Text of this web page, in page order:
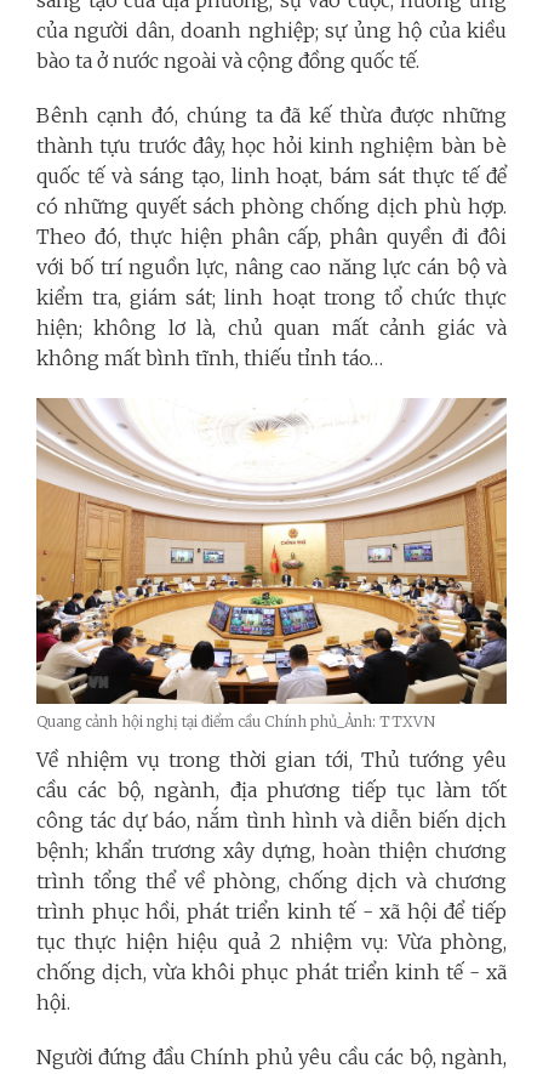
của người dân, doanh nghiệp; sự ủng hộ của kiều
bào ta ở nước ngoài và cộng đồng quốc tế.
Bênh cạnh đó, chúng ta đã kế thừa được những
thành tựu trước đây, học hỏi kinh nghiệm bàn bè
quốc tế và sáng tạo, linh hoạt, bám sát thực tế để
có những quyết sách phòng chống dịch phù hợp.
Theo đó, thực hiện phân cấp, phân quyền đi đôi
với bố trí nguồn lực, nâng cao năng lực cán bộ và
kiểm tra, giám sát; linh hoạt trong tổ chức thực
hiện; không lơ là, chủ quan mất cảnh giác và
không mất bình tĩnh, thiếu tỉnh táo…
Quang cảnh hội nghị tại điểm cầu Chính phủ_Ảnh: TTXVN
Về nhiệm vụ trong thời gian tới, Thủ tướng yêu
cầu các bộ, ngành, địa phương tiếp tục làm tốt
công tác dự báo, nắm tình hình và diễn biến dịch
bệnh; khẩn trương xây dựng, hoàn thiện chương
trình tổng thể về phòng, chống dịch và chương
trình phục hồi, phát triển kinh tế - xã hội để tiếp
tục thực hiện hiệu quả 2 nhiệm vụ: Vừa phòng,
chống dịch, vừa khôi phục phát triển kinh tế - xã
hội.
Người đứng đầu Chính phủ yêu cầu các bộ, ngành,